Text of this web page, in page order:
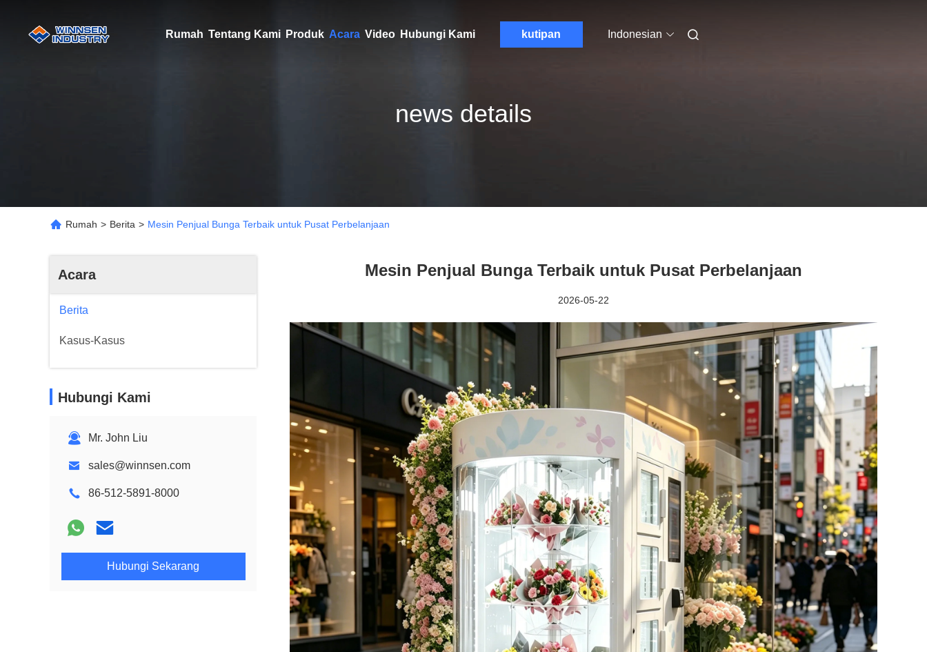
Rumah Tentang Kami Produk Acara Video Hubungi Kami kutipan Indonesian
news details
Rumah > Berita > Mesin Penjual Bunga Terbaik untuk Pusat Perbelanjaan
Acara
Berita
Kasus-Kasus
Hubungi Kami
Mr. John Liu
sales@winnsen.com
86-512-5891-8000
Hubungi Sekarang
Mesin Penjual Bunga Terbaik untuk Pusat Perbelanjaan
2026-05-22